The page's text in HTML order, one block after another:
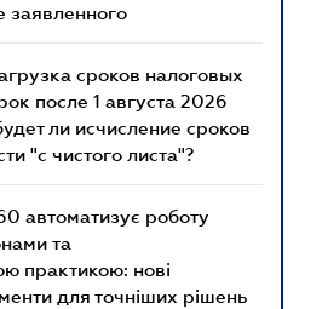
заявленного
сроков налоговых
после 1 августа 2026
ли исчисление сроков
"с чистого листа"?
автоматизує роботу
та
практикою: нові
для точніших рішень